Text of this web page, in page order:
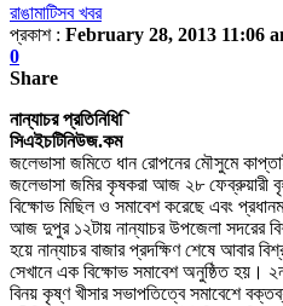
রাঙামাটিসব খবর
প্রকাশ : February 28, 2013 11:06
0
Share
নান্যাচর প্রতিনিধি ি
সিএইচটিনিউজ.কম
জলেভাসা জমিতে ধান রোপনের মৌসুমে
জলেভাসা জমির কৃষকরা আজ ২৮ ফেব্রুয়ারী
বিক্ষোভ মিছিল ও সমাবেশ করেছে এবং
আজ দুপুর ১২টায় নান্যাচর উপজেলা সদরের
হয়ে নান্যাচর বাজার প্রদক্ষিণ শেষে আবার
সেখানে এক বিক্ষোভ সমাবেশ অনুষ্ঠিত হয়।
বিনয় কৃষ্ণ খীসার সভাপতিত্বে সমাবেশে